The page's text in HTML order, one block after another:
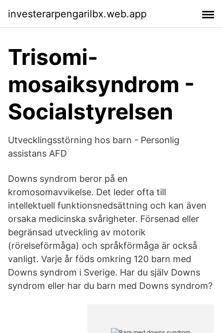
investerarpengarilbx.web.app
Trisomi-
mosaiksyndrom -
Socialstyrelsen
Utvecklingsstörning hos barn - Personlig
assistans AFD
Downs syndrom beror på en
kromosomavvikelse. Det leder ofta till
intellektuell funktionsnedsättning och kan även
orsaka medicinska svårigheter. Försenad eller
begränsad utveckling av motorik
(rörelseförmåga) och språkförmåga är också
vanligt. Varje år föds omkring 120 barn med
Downs syndrom i Sverige. Har du själv Downs
syndrom eller har du barn med Downs syndrom?